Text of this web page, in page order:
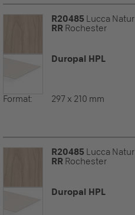
R20485 Lucca Natur
RR Rochester
Duropal HPL
Format: 297 x 210 mm
R20485 Lucca Natur
RR Rochester
Duropal HPL